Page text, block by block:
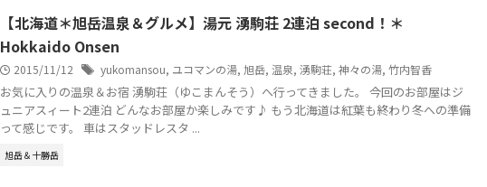
【北海道＊旭岳温泉＆グルメ】湯元 湧駒荘 2連泊 second！＊
Hokkaido Onsen
2015/11/12 yukomansou, ユコマンの湯, 旭岳, 温泉, 湧駒荘, 神々の湯, 竹内智香
お気に入りの温泉＆お宿 湧駒荘（ゆこまんそう）へ行ってきました。 今回のお部屋はジ
ュニアスィート2連泊 どんなお部屋か楽しみです♪ もう北海道は紅葉も終わり冬への準備
って感じです。 車はスタッドレスタ ...
旭岳＆十勝岳